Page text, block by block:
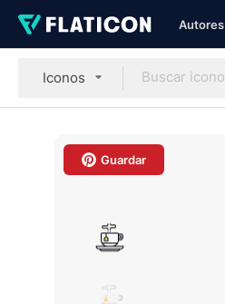
Autores
Iconos
Guardar